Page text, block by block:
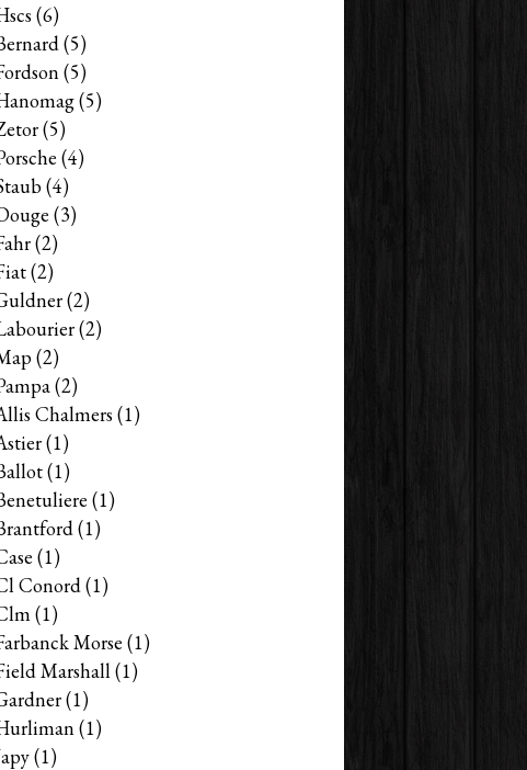
(6)
(5)
(5)
(5)
(5)
(4)
(4)
(3)
(2)
(2)
(2)
(2)
(2)
(2)
Chalmers (1)
(1)
(1)
(1)
(1)
(1)
Conord(1)
(1)
Morse (1)
Marshall(1)
(1)
(1)
(1)